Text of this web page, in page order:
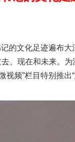
文化足迹遍布大
、现在和未来。
视频”栏目特别推